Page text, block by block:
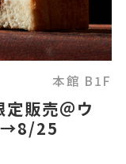
本館 B1F
定販売＠ウ
25